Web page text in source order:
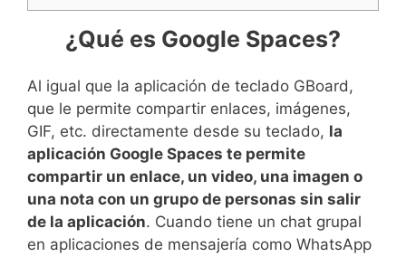
¿Qué es Google Spaces?
Al igual que la aplicación de teclado GBoard,
que le permite compartir enlaces, imágenes,
GIF, etc. directamente desde su teclado, la
aplicación Google Spaces te permite
compartir un enlace, un video, una imagen o
una nota con un grupo de personas sin salir
de la aplicación. Cuando tiene un chat grupal
en aplicaciones de mensajería como WhatsApp